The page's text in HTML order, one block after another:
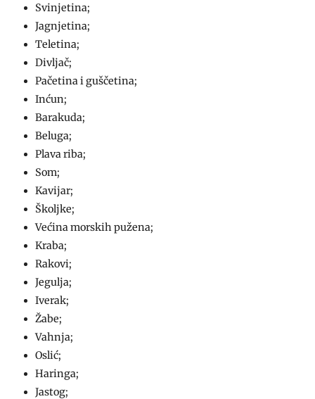
Svinjetina;
Jagnjetina;
Teletina;
Divljač;
Pačetina i guščetina;
Inćun;
Barakuda;
Beluga;
Plava riba;
Som;
Kavijar;
Školjke;
Većina morskih pužena;
Kraba;
Rakovi;
Jegulja;
Iverak;
Žabe;
Vahnja;
Oslić;
Haringa;
Jastog;